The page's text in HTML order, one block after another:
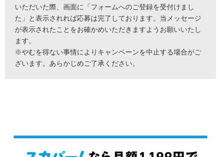
いただいた際、画面に「フォームへのご登録を受付けまし
た」と表示されれば応募は完了しております。当メッセージ
が表示されたことをお確かめいただきますようお願いいたし
ます。
※やむを得ない事情によりキャンペーンを中止する場合がご
ざいます。あらかじめご了承ください。